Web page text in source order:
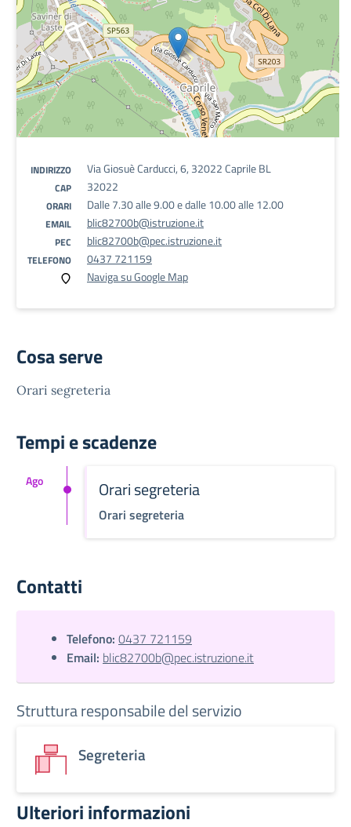
INDIRIZZO Via Giosuè Carducci, 6, 32022 Caprile BL
CAP 32022
ORARI Dalle 7.30 alle 9.00 e dalle 10.00 alle 12.00
EMAIL blic82700b@istruzione.it
PEC blic82700b@pec.istruzione.it
TELEFONO
0437 721159
Naviga su Google Map
Cosa serve
Orari segreteria
Tempi e scadenze
Orari segreteria
Orari segreteria
Ago
Contatti
Telefono: 0437 721159
Email: blic82700b@pec.istruzione.it
Struttura responsabile del servizio
Segreteria
Ulteriori informazioni